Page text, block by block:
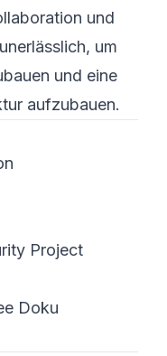
und
um
und eine
aufzubauen.
Project
Doku